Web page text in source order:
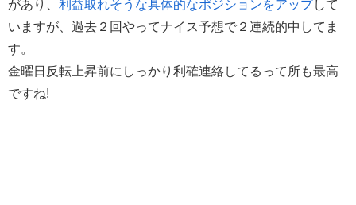
があり、 利益取れそうな具体的なポジションをアップして
いますが、過去２回やってナイス予想で２連続的中してま
す。
金曜日反転上昇前にしっかり利確連絡してるって所も最高
ですね!